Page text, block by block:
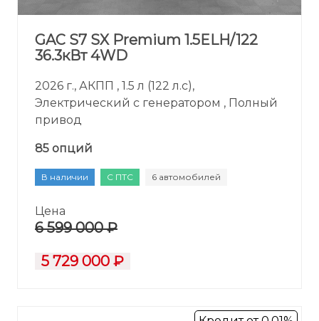
GAC S7 SX Premium 1.5ELH/122
36.3кВт 4WD
2026 г., АКПП , 1.5 л (122 л.с),
Электрический с генератором , Полный
привод
85 опций
В наличии С ПТС 6 автомобилей
Цена
6 599 000 ₽
5 729 000 ₽